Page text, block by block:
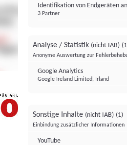
Identifikation von Endgeräten
3 Partner
Analyse / Statistik (nicht IAB)
Anonyme Auswertung zur
Google Analytics
Google Ireland Limited, Irland
Sonstige Inhalte (nicht IAB) (1)
Einbindung zusätzlicher Informationen
YouTube